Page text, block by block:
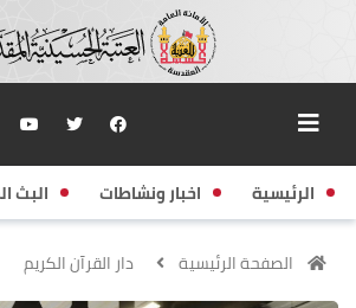
الرئيسية اخبار ونشاطات البث
الصفحة الرئيسية دار القرآن الكريم